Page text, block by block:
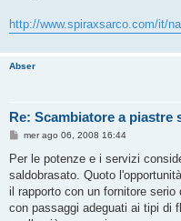
o
http://www.spiraxsarco.com/it/
Abser
Re: Scambiatore a piastre
M
s
a
g
i
mer ago 06, 2008 16:44
Per le potenze e i servizi
saldobrasato. Quoto
il rapporto con un fornitore
con passaggi adeguati ai tipi di